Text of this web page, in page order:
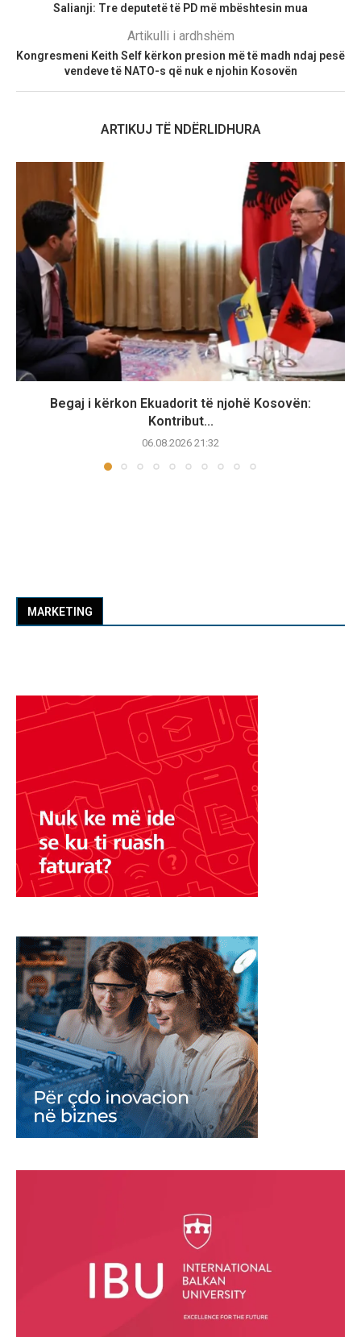
Salianji: Tre deputetë të PD më mbështesin mua
Artikulli i ardhshëm
Kongresmeni Keith Self kërkon presion më të madh ndaj pesë
vendeve të NATO-s që nuk e njohin Kosovën
ARTIKUJ TË NDËRLIDHURA
Begaj i kërkon Ekuadorit të njohë Kosovën:
Kontribut...
06.08.2026 21:32
MARKETING